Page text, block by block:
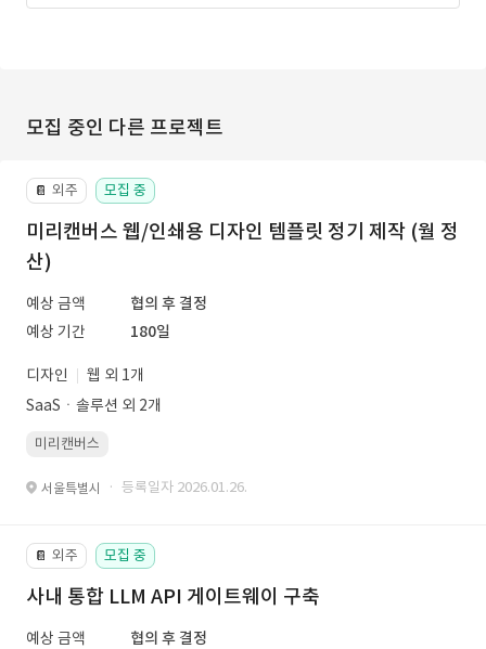
모집 중인 다른 프로젝트
📔 외주 모집 중
미리캔버스 웹/인쇄용 디자인 템플릿 정기 제작 (월 정
산)
예상 금액
협의 후 결정
예상 기간
180일
디자인
웹 외 1개
SaaSㆍ솔루션 외 2개
미리캔버스
서울특별시 · 등록일자 2026.01.26.
📔 외주 모집 중
사내 통합 LLM API 게이트웨이 구축
예상 금액
협의 후 결정